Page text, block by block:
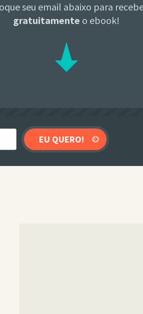
seu email abaixo para
gratuitamente o ebook!